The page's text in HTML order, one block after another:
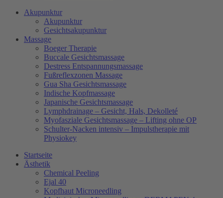
Akupunktur
Akupunktur
Gesichtsakupunktur
Massage
Boeger Therapie
Buccale Gesichtsmassage
Destress Entspannungsmassage
Fußreflexzonen Massage
Gua Sha Gesichtsmassage
Indische Kopfmassage
Japanische Gesichtsmassage​
Lymphdrainage – Gesicht, Hals, Dekolleté
Myofasziale Gesichtsmassage​ – Lifting ohne OP
Schulter-Nacken intensiv – Impulstherapie mit
Physiokey
Startseite
Ästhetik
Chemical Peeling
Ejal 40
Kopfhaut Microneedling